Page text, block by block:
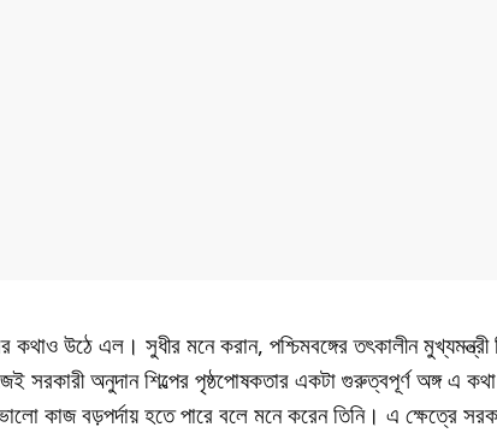
উঠে এল। সুধীর মনে করান, পশ্চিমবঙ্গের তৎকালীন মুখ্যমন্ত্রী
সরকারী অনুদান শিল্পের পৃষ্ঠপোষকতার একটা গুরুত্বপূর্ণ অঙ্গ এ
কাজ বড়পর্দায় হতে পারে বলে মনে করেন তিনি। এ ক্ষেত্রে